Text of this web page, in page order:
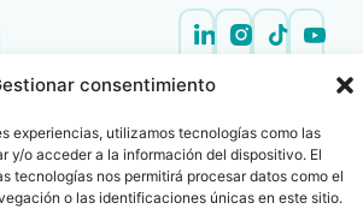
consentimiento
experiencias, utilizamos tecnologías como las
y/o acceder a la información del dispositivo. El
tecnologías nos permitirá procesar datos como el
o las identificaciones únicas en este sitio.
- 1-
Oficina Barcelona
1º, 3ª 08006
932 014 655